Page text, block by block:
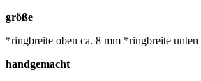
größe
*ringbreite oben ca. 8 mm *ringbreite unten
handgemacht